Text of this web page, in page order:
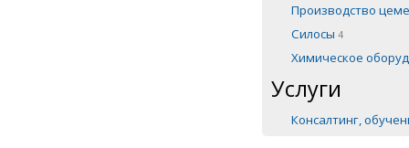
Производство
Силосы 4
Химическое
Услуги
Консалтинг,